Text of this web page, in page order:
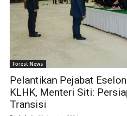
Forest News
Pelantikan Pejabat
KLHK, Menteri Siti:
Transisi